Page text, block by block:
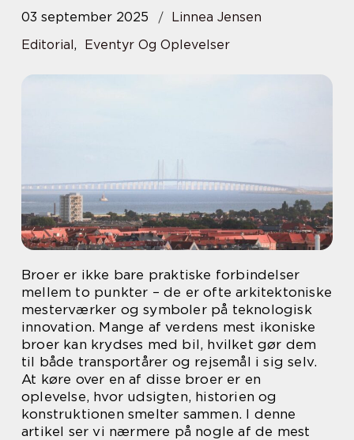
03 september 2025
Linnea Jensen
Editorial, Eventyr Og Oplevelser
Broer er ikke bare praktiske forbindelser
mellem to punkter – de er ofte arkitektoniske
mesterværker og symboler på teknologisk
innovation. Mange af verdens mest ikoniske
broer kan krydses med bil, hvilket gør dem
til både transportårer og rejsemål i sig selv.
At køre over en af disse broer er en
oplevelse, hvor udsigten, historien og
konstruktionen smelter sammen. I denne
artikel ser vi nærmere på nogle af de mest